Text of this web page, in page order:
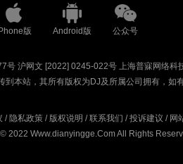
版 Android版 公众号
号 沪网文 [2022] 0245-022号 上海普寐网络科
到本站，其所有版权为DJ及所属公司拥有，如
/ 隐私政策/ 版权说明 /联系我们 /投诉建议 / 网
2022 Www.dianyingge.Com All Rights